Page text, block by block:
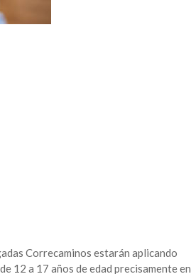
Correcaminos estarán aplicando
12 a 17 años de edad precisamente en